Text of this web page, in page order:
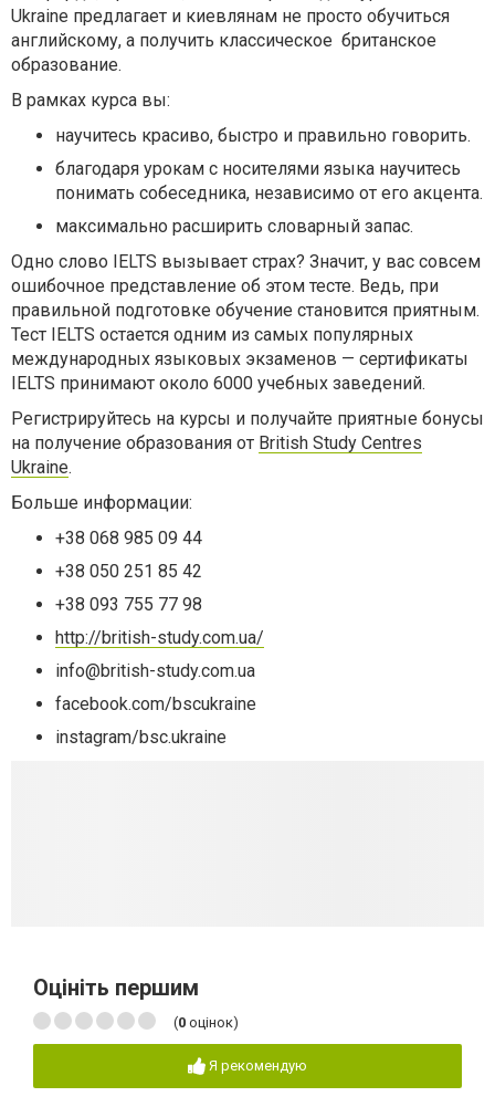
Ukraine предлагает и киевлянам не просто обучиться
английскому, а получить классическое британское
образование.
В рамках курса вы:
научитесь красиво, быстро и правильно говорить.
благодаря урокам с носителями языка научитесь
понимать собеседника, независимо от его акцента.
максимально расширить словарный запас.
Одно слово IELTS вызывает страх? Значит, у вас совсем
ошибочное представление об этом тесте. Ведь, при
правильной подготовке обучение становится приятным.
Тест IELTS остается одним из самых популярных
международных языковых экзаменов — сертификаты
IELTS принимают около 6000 учебных заведений.
Регистрируйтесь на курсы и получайте приятные бонусы
на получение образования от British Study Centres
Ukraine.
Больше информации:
+38 068 985 09 44
+38 050 251 85 42
+38 093 755 77 98
http://british-study.com.ua/
info@british-study.com.ua
facebook.com/bscukraine
instagram/bsc.ukraine
Оцініть першим
(0 оцінок)
Я рекомендую